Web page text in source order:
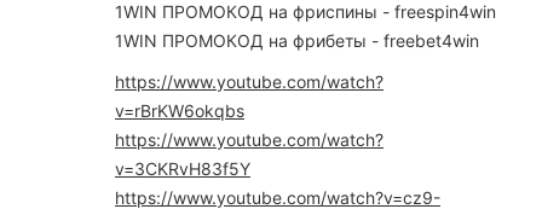
1WIN ПРОМОКОД на фриспины - freespin4win
1WIN ПРОМОКОД на фрибеты - freebet4win
https://www.youtube.com/watch?
v=rBrKW6okqbs
https://www.youtube.com/watch?
v=3CKRvH83f5Y
https://www.youtube.com/watch?v=cz9-